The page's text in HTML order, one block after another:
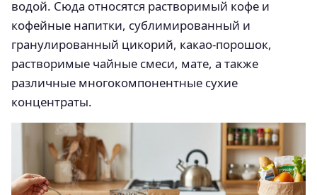
водой. Сюда относятся растворимый кофе и
кофейные напитки, сублимированный и
гранулированный цикорий, какао-порошок,
растворимые чайные смеси, мате, а также
различные многокомпонентные сухие
концентраты.